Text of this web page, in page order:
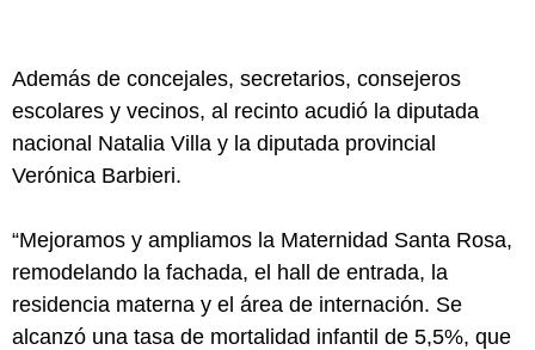
Además de concejales, secretarios, consejeros
escolares y vecinos, al recinto acudió la diputada
nacional Natalia Villa y la diputada provincial
Verónica Barbieri.
“Mejoramos y ampliamos la Maternidad Santa Rosa,
remodelando la fachada, el hall de entrada, la
residencia materna y el área de internación. Se
alcanzó una tasa de mortalidad infantil de 5,5%, que